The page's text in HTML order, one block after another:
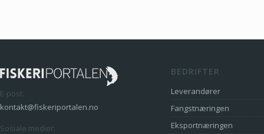
E-post:
kontakt@fiskeriportalen.no
Sosiale medier:
BEDRIFTER
Leverandører
Fangstnæringen
Eksportnæringen